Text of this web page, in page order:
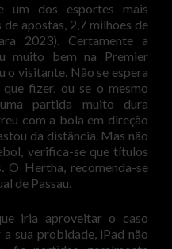
um dos esportes mais
apostas, 2,7 milhões de
2023). Certamente a
muito bem na Premier
o visitante. Não se espera
fizer, ou se o mesmo
partida muito dura
com a bola em direção
da distância. Mas não
verifica-se que títulos
O Hertha, recomenda-se
de Passau.
iria aproveitar o caso
sua probidade, iPad não